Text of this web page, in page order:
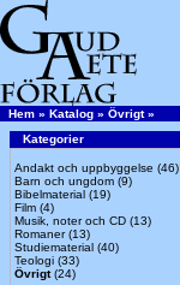
Hem » Katalog » Övrigt»
Kategorier
Andakt och uppbyggelse (46)
Barn och ungdom (9)
Bibelmaterial (19)
Film (4)
Musik, noter och CD (13)
Romaner(13)
Studiematerial (40)
Teologi (33)
Övrigt(24)